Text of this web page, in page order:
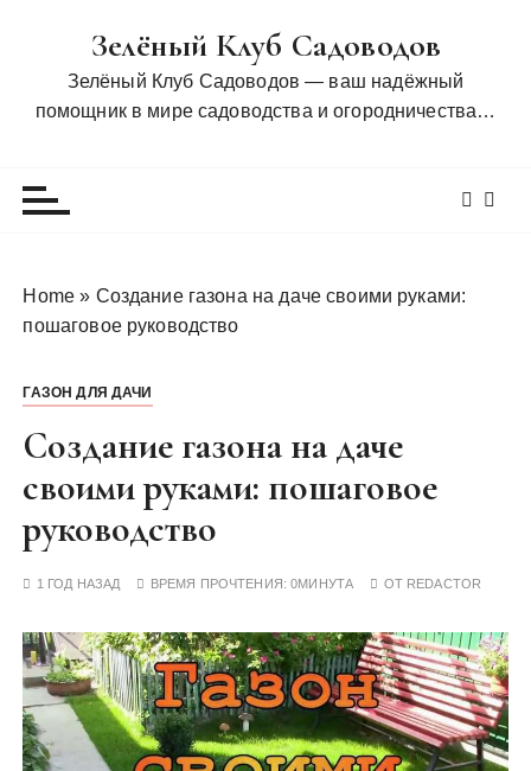
Зелёный Клуб Садоводов
Зелёный Клуб Садоводов — ваш надёжный
помощник в мире садоводства и огородничества…
Home » Создание газона на даче своими руками:
пошаговое руководство
ГАЗОН ДЛЯ ДАЧИ
Создание газона на даче
своими руками: пошаговое
руководство
1 ГОД НАЗАД ВРЕМЯ ПРОЧТЕНИЯ:0МИНУТА ОТ REDACTOR